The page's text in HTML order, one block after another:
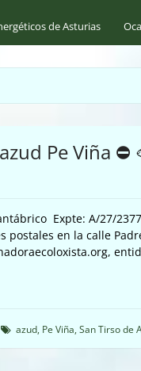
de Asturias
Pe Viña ⛔️
Expte: A/27/
en la calle
azud, Pe Viña, San Tirso de